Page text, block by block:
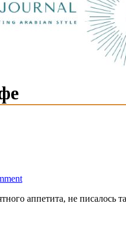
аппетита, не писалось